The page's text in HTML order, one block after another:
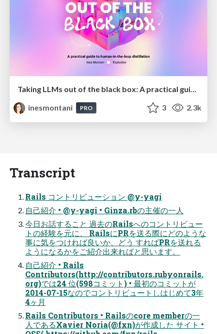
inesmontani
PRO 3 2.3k
Transcript
Rails コントリビューション @y-yagi
自己紹介 • @y-yagi • Ginza.rbの主催の一人
今日お話すること 過去のRailsへのコントリビュー
トの経験を元に、 RailsにPRを送る際にどのような
事に気をつければ良いか、どう すればPRを送れる
ようになるかをご紹介出来ればと思います。
自己紹介 • Rails
Contributors(http://contributors.rubyonrails.
org)では24 位(598コミット) • 最初のコミットが
2014-07-15なのでコントリビュートしはじめて3年
4ヶ月
Rails Contributors • Railsのcore memberの一
人であるXavier Noria(@fxn)が作成した サイト •